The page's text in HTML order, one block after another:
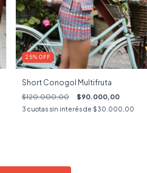
25% OFF
Short Conogol Multifruta
$120.000,00 $90.000,00
3 cuotas sin interés de $30.000,00